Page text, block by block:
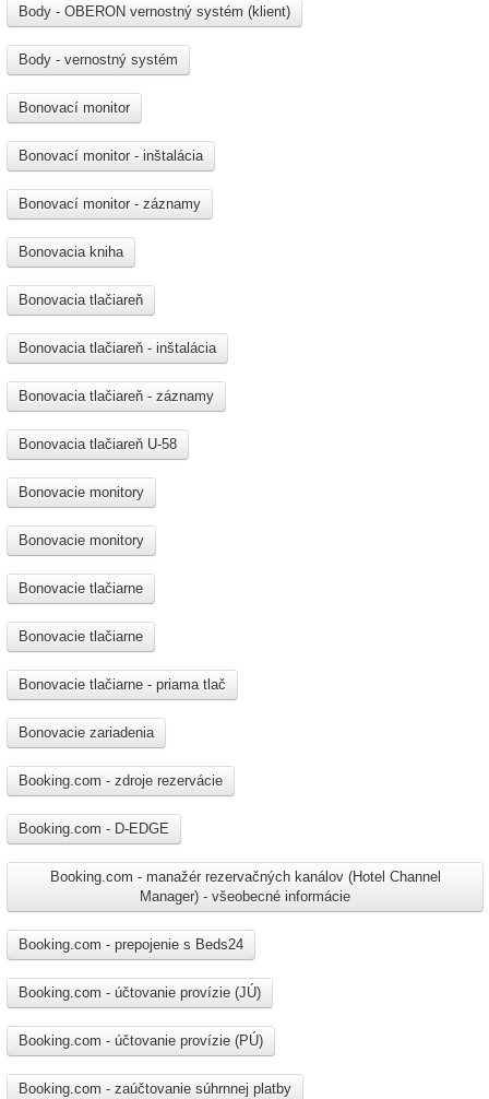
Body - OBERON vernostný systém (klient)
Body - vernostný systém
Bonovací monitor
Bonovací monitor - inštalácia
Bonovací monitor - záznamy
Bonovacia kniha
Bonovacia tlačiareň
Bonovacia tlačiareň - inštalácia
Bonovacia tlačiareň - záznamy
Bonovacia tlačiareň U-58
Bonovacie monitory
Bonovacie monitory
Bonovacie tlačiarne
Bonovacie tlačiarne
Bonovacie tlačiarne - priama tlač
Bonovacie zariadenia
Booking.com - zdroje rezervácie
Booking.com - D-EDGE
Booking.com - manažér rezervačných kanálov (Hotel Channel
Manager) - všeobecné informácie
Booking.com - prepojenie s Beds24
Booking.com - účtovanie provízie (JÚ)
Booking.com - účtovanie provízie (PÚ)
Booking.com - zaúčtovanie súhrnnej platby